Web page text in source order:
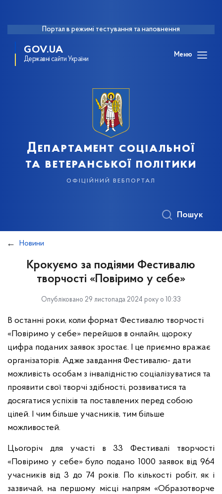
Портал в режимі тестування та наповнення
GOV.UA
Державні сайти України
Меню
Департамент соціальної
та ветеранської політики
офіційний вебпортал
Пошук
Новини
Крокуємо за подіями Фестивалю
творчості «Повіримо у себе»
Опубліковано 29 листопада 2024 року о 10:33
В останні роки, коли формат Фестивалю творчості
«Повіримо у себе» перейшов в онлайн, щороку
цифра поданих заявок зростає. І це приємно вражає
організаторів. Адже завдання Фестивалю- дати
можливість особам з інвалідністю соціалізуватися та
проявити свої творчі здібності, розвиватися та
досягатися успіхів та поставлених перед собою
цілей. І чим більше учасників, тим більше
можливостей.
Цьогоріч для участі в 33 Фестивалі творчості
«Повіримо у себе» було подано 1000 заявок від 964
учасників від 3 до 74 років. По кількості робіт, як і
зазвичай, на першому місці напрям «Образотворче